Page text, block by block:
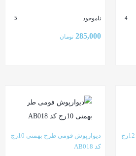
4 ناموجود 5
285,000 تومان
دیوارپوش فومی طرح بهمنی 12رج
دیوارپوش فومی طرح بهمنی 10رج
کد AB018